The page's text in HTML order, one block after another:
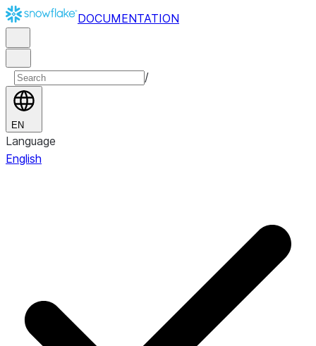
DOCUMENTATION
/
EN
Language
English